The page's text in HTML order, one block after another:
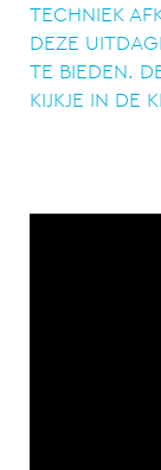
TECHNIEK
DEZE
TE BIEDEN.
KIJKJE IN DE